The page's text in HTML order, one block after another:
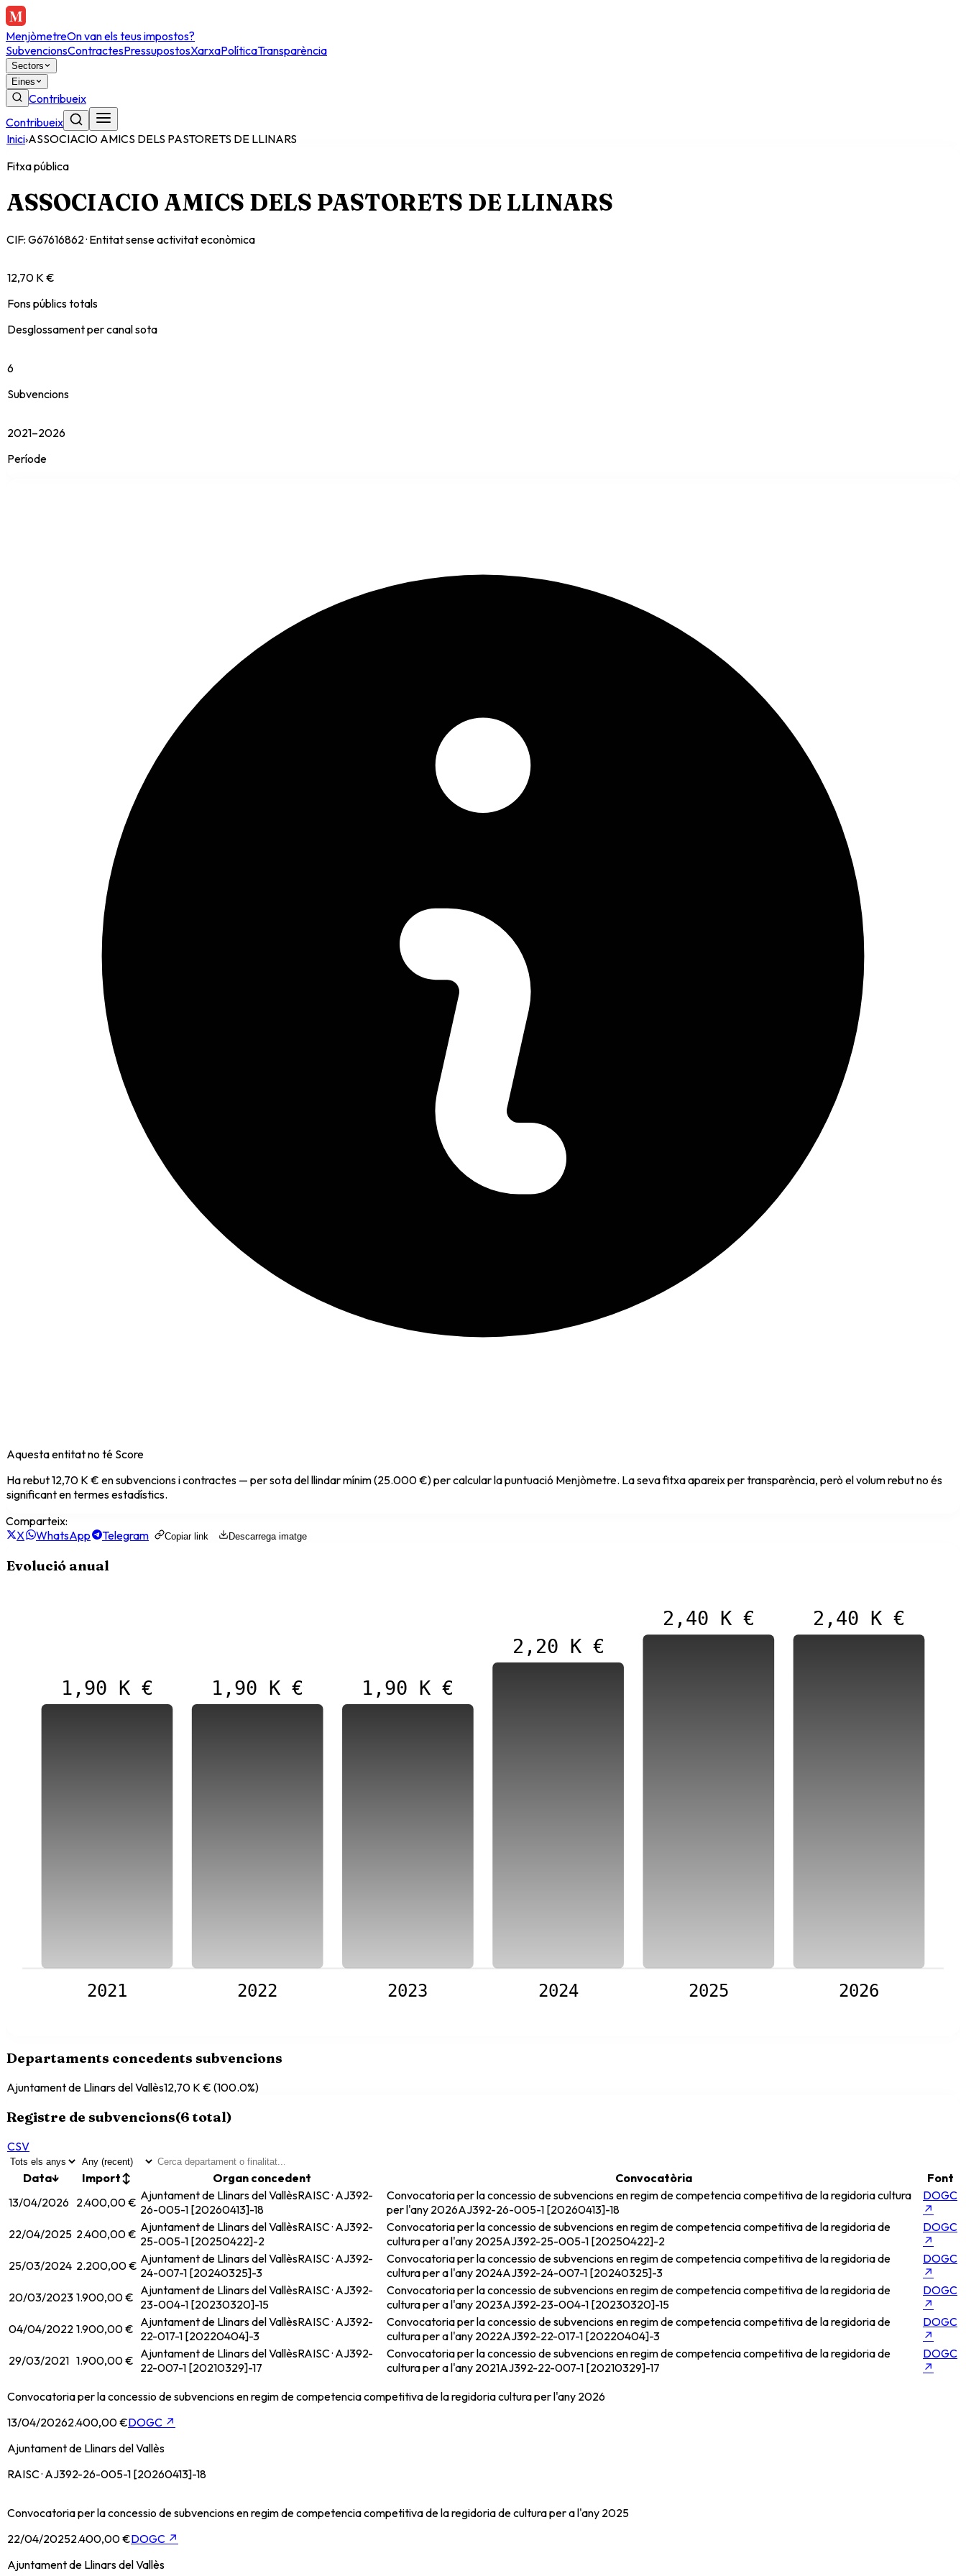
MenjòmetreOn van els teus impostos?
SubvencionsContractesPressupostosXarxaPolíticaTransparència
Sectors
Eines
Contribueix
Contribueix
Inici›ASSOCIACIO AMICS DELS PASTORETS DE LLINARS
Fitxa pública
ASSOCIACIO AMICS DELS PASTORETS DE LLINARS
CIF: G67616862· Entitat sense activitat econòmica
12,70 K €
Fons públics totals
Desglossament per canal sota
6
Subvencions
2021–2026
Període
Aquesta entitat no té Score
Ha rebut12,70 K € en subvencions i contractes — per sota del llindar mínim (25.000 €) per calcular la puntuació Menjòmetre. La seva fitxa apareix per transparència, però el volum rebut no és
significant en termes estadístics.
Comparteix:
X
WhatsApp Telegram Copiar link Descarrega imatge
Evolució anual
1,90 K €
2021
1,90 K €
2022
1,90 K €
2023
2,20 K €
2024
2,40 K €
2025
2,40 K €
2026
Departaments concedents subvencions
Ajuntament de Llinars del Vallès12,70 K € (100.0%)
Registre de subvencions(6 total)
CSV
Data↓ Import↕ Organ concedent Convocatòria
Font
13/04/2026 2.400,00 € Ajuntament de Llinars del VallèsRAISC · AJ392-
26-005-1 [20260413]-18
Convocatoria per la concessio de subvencions en regim de competencia competitiva de la regidoria cultura
per l'any 2026AJ392-26-005-1 [20260413]-18
DOGC
↗
22/04/2025 2.400,00 € Ajuntament de Llinars del VallèsRAISC · AJ392-
25-005-1 [20250422]-2
Convocatoria per la concessio de subvencions en regim de competencia competitiva de la regidoria de
cultura per a l'any 2025AJ392-25-005-1 [20250422]-2
DOGC
↗
25/03/2024 2.200,00 € Ajuntament de Llinars del VallèsRAISC · AJ392-
24-007-1 [20240325]-3
Convocatoria per la concessio de subvencions en regim de competencia competitiva de la regidoria de
cultura per a l'any 2024AJ392-24-007-1 [20240325]-3
DOGC
↗
20/03/2023 1.900,00 € Ajuntament de Llinars del VallèsRAISC · AJ392-
23-004-1 [20230320]-15
Convocatoria per la concessio de subvencions en regim de competencia competitiva de la regidoria de
cultura per a l'any 2023AJ392-23-004-1 [20230320]-15
DOGC
↗
04/04/2022 1.900,00 € Ajuntament de Llinars del VallèsRAISC · AJ392-
22-017-1 [20220404]-3
Convocatoria per la concessio de subvencions en regim de competencia competitiva de la regidoria de
cultura per a l'any 2022AJ392-22-017-1 [20220404]-3
DOGC
↗
29/03/2021 1.900,00 € Ajuntament de Llinars del VallèsRAISC · AJ392-
22-007-1 [20210329]-17
Convocatoria per la concessio de subvencions en regim de competencia competitiva de la regidoria de
cultura per a l'any 2021AJ392-22-007-1 [20210329]-17
DOGC
↗
Convocatoria per la concessio de subvencions en regim de competencia competitiva de la regidoria cultura per l'any 2026
13/04/20262.400,00 €DOGC ↗
Ajuntament de Llinars del Vallès
RAISC · AJ392-26-005-1 [20260413]-18
Convocatoria per la concessio de subvencions en regim de competencia competitiva de la regidoria de cultura per a l'any 2025
22/04/20252.400,00 €DOGC ↗
Ajuntament de Llinars del Vallès